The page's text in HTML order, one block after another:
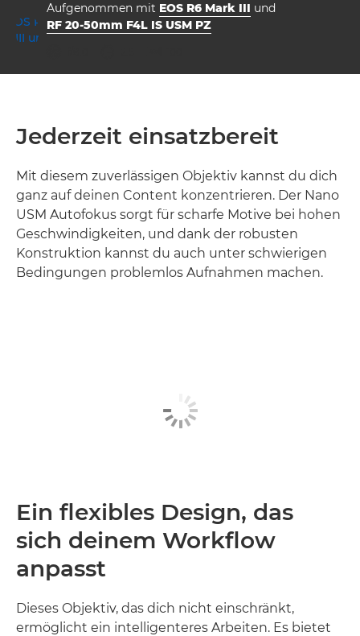
Aufgenommen mit EOS R6 Mark III und
RF 20-50mm F4L IS USM PZ
Jederzeit einsatzbereit
Mit diesem zuverlässigen Objektiv kannst du dich
ganz auf deinen Content konzentrieren. Der Nano
USM Autofokus sorgt für scharfe Motive bei hohen
Geschwindigkeiten, und dank der robusten
Konstruktion kannst du auch unter schwierigen
Bedingungen problemlos Aufnahmen machen.
Ein flexibles Design, das
sich deinem Workflow
anpasst
Dieses Objektiv, das dich nicht einschränkt,
ermöglicht ein intelligenteres Arbeiten. Es bietet